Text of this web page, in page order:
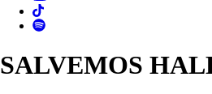
SALVEMOS